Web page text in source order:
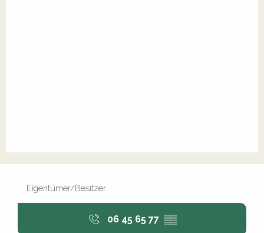
Eigentümer/Besitzer
06 45 65 77 ▒▒